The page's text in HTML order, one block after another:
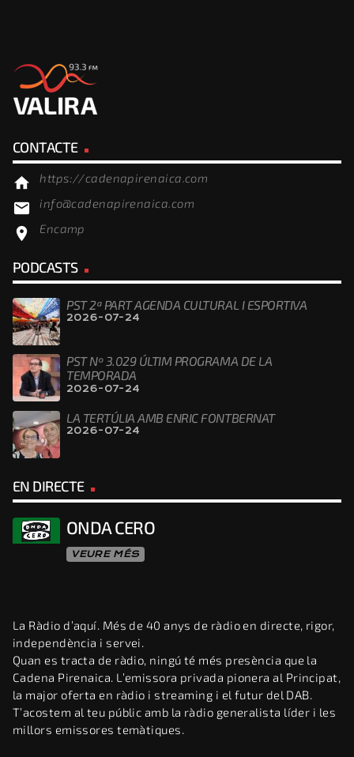
CONTACTE
home https://cadenapirenaica.com
email info@cadenapirenaica.com
location_on Encamp
PODCASTS
PST 2ª PART AGENDA CULTURAL I ESPORTIVA
2026-07-24
PST Nº 3.029 ÚLTIM PROGRAMA DE LA
TEMPORADA
2026-07-24
LA TERTÚLIA AMB ENRIC FONTBERNAT
2026-07-24
EN DIRECTE
ONDA CERO
VEURE MÉS
La Ràdio d’aquí. Més de 40 anys de ràdio en directe, rigor,
independència i servei.
Quan es tracta de ràdio, ningú té més presència que la
Cadena Pirenaica. L’emissora privada pionera al Principat,
la major oferta en ràdio i streaming i el futur del DAB.
T’acostem al teu públic amb la ràdio generalista líder i les
millors emissores temàtiques.